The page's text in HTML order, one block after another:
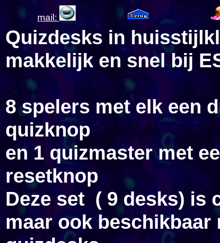
mail:
Quizdesks in
makkelijk en snel bij
8 spelers met elk een
quizknop
en 1 quizmaster met
resetknop
Deze set ( 9 desks) is
maar ook beschikbaar